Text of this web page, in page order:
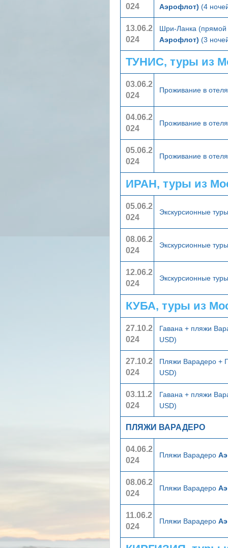
024
Аэрофлот) (4
13.06.2
024
Шри-Ланка (прямой
Аэрофлот) (3
ТУНИС, туры из
03.06.2
024
Проживание в
04.06.2
024
Проживание в
05.06.2
024
Проживание в
ИРАН, туры из
05.06.2
024
Экскурсионные
08.06.2
024
Экскурсионные
12.06.2
024
Экскурсионные
КУБА, туры из
27.10.2
024
Гавана + пляжи
USD)
27.10.2
024
Пляжи Варадеро +
USD)
03.11.2
024
Гавана + пляжи
USD)
ПЛЯЖИ ВАРАДЕРО
04.06.2
024
Пляжи Варадеро
08.06.2
024
Пляжи Варадеро
11.06.2
024
Пляжи Варадеро